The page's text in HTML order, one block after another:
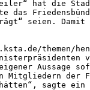
hat die
seien.
themen/
Aussage
der
sagte